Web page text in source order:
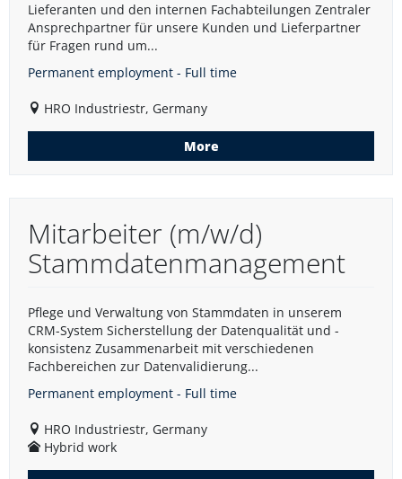
Lieferanten und den internen Fachabteilungen Zentraler
Ansprechpartner für unsere Kunden und Lieferpartner
für Fragen rund um...
Permanent employment - Full time
HRO Industriestr, Germany
More
Mitarbeiter (m/w/d)
Stammdatenmanagement
Pflege und Verwaltung von Stammdaten in unserem
CRM-System Sicherstellung der Datenqualität und -
konsistenz Zusammenarbeit mit verschiedenen
Fachbereichen zur Datenvalidierung...
Permanent employment - Full time
HRO Industriestr, Germany
Hybrid work